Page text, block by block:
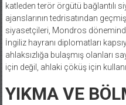
katleden terör örgütü bağlantılı
ajanslarının tedrisatından
siyasetçileri, Mondros
İngiliz hayranı diplomatları
ahlaksızlığa bulaşmış olanları
için değil, ahlaki çöküş için
YIKMA VE